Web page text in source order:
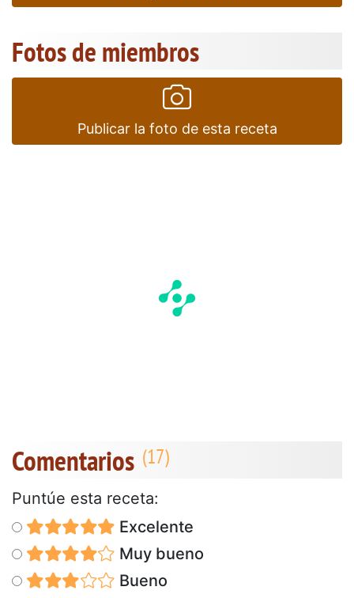
Fotos de miembros
Publicar la foto de esta receta
Comentarios
Puntúe esta receta:
Excelente
Muy bueno
Bueno